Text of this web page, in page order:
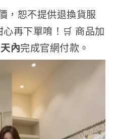
，恕不提供退換貨服
再下單唷！ 🛒 商品加
內完成官網付款。